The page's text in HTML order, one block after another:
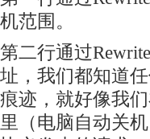
机范围。
第二行通过
址，我们都知道
痕迹，就好像我
里（电脑自动关